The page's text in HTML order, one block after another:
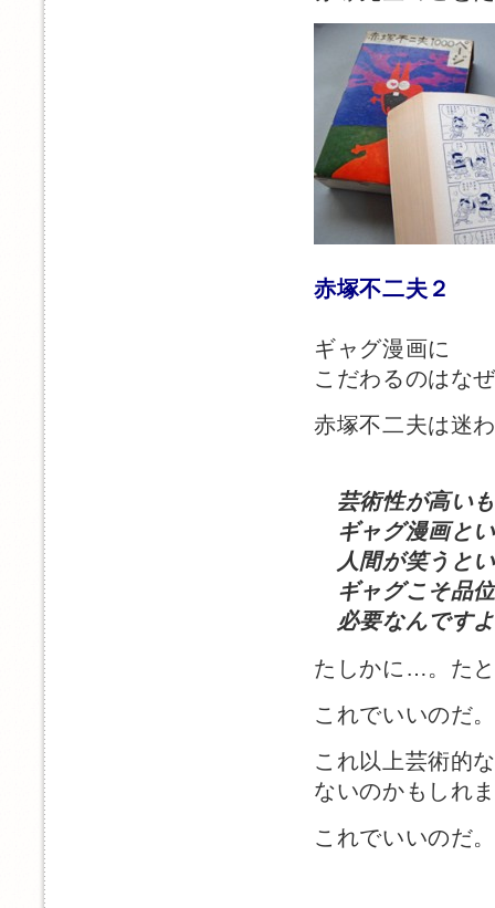
赤塚不二夫２
ギャグ漫画に
こだわるのはな
赤塚不二夫は迷
芸術性が高い
ギャグ漫画と
人間が笑うと
ギャグこそ品
必要なんです
たしかに…。た
これでいいのだ
これ以上芸術的
ないのかもしれ
これでいいのだ